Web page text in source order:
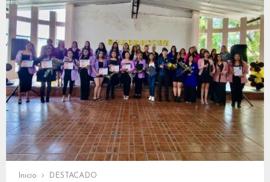
Inicio
DESTACADO